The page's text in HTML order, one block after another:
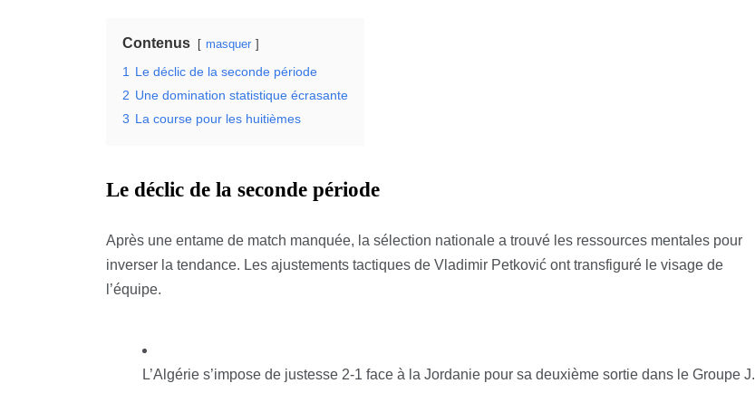
Contenus masquer
1
Le déclic de la seconde période
2 Une domination statistique écrasante
3 La course pour les huitièmes
Le déclic de la seconde période
Après une entame de match manquée, la sélection nationale a trouvé les ressources mentales pour
inverser la tendance. Les ajustements tactiques de Vladimir Petković ont transfiguré le visage de
l’équipe.
L’Algérie s’impose de justesse 2-1 face à la Jordanie pour sa deuxième sortie dans le Groupe J.